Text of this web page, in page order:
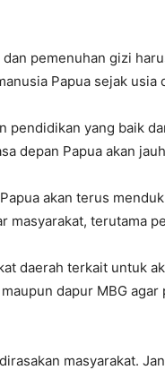
pemenuhan gizi
Papua sejak usia
pendidikan yang baik
depan Papua akan
akan terus
masyarakat, terutama
daerah terkait untuk
dapur MBG
masyarakat.